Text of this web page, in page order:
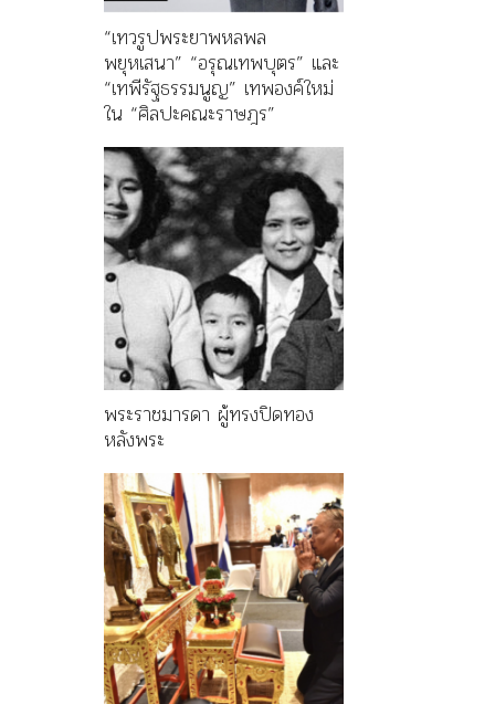
“เทวรูปพระยาพหลพล
พยุหเสนา” “อรุณเทพบุตร” และ
“เทพีรัฐธรรมนูญ” เทพองค์ใหม่
ใน “ศิลปะคณะราษฎร”
พระราชมารดา ผู้ทรงปิดทอง
หลังพระ